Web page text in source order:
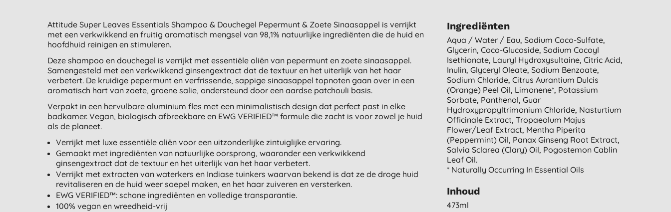
Attitude Super Leaves Essentials Shampoo & Douchegel Pepermunt & Zoete Sinaasappel is verrijkt
met een verkwikkend en fruitig aromatisch mengsel van 98,1% natuurlijke ingrediënten die de huid en
hoofdhuid reinigen en stimuleren.
Deze shampoo en douchegel is verrijkt met essentiële oliën van pepermunt en zoete sinaasappel.
Samengesteld met een verkwikkend ginsengextract dat de textuur en het uiterlijk van het haar
verbetert. De kruidige pepermunt en verfrissende, sappige sinaasappel topnoten gaan over in een
aromatisch hart van zoete, groene salie, ondersteund door een aardse patchouli basis.
Verpakt in een hervulbare aluminium fles met een minimalistisch design dat perfect past in elke
badkamer. Vegan, biologisch afbreekbare en EWG VERIFIED™ formule die zacht is voor zowel je huid
als de planeet.
Verrijkt met luxe essentiële oliën voor een uitzonderlijke zintuiglijke ervaring.
Gemaakt met ingrediënten van natuurlijke oorsprong, waaronder een verkwikkend
ginsengextract dat de textuur en het uiterlijk van het haar verbetert.
Verrijkt met extracten van waterkers en Indiase tuinkers waarvan bekend is dat ze de droge huid
revitaliseren en de huid weer soepel maken, en het haar zuiveren en versterken.
EWG VERIFIED™: schone ingrediënten en volledige transparantie.
100% vegan en wreedheid-vrij
Ingrediënten
Aqua / Water / Eau, Sodium Coco-Sulfate,
Glycerin, Coco-Glucoside, Sodium Cocoyl
Isethionate, Lauryl Hydroxysultaine, Citric Acid,
Inulin, Glyceryl Oleate, Sodium Benzoate,
Sodium Chloride, Citrus Aurantium Dulcis
(orange) Peel Oil, Limonene*, Potassium
Sorbate, Panthenol, Guar
Hydroxypropyltrimonium Chloride, Nasturtium
Officinale Extract, Tropaeolum Majus
Flower/leaf Extract, Mentha Piperita
(peppermint) Oil, Panax Ginseng Root Extract,
Salvia Sclarea (clary) Oil, Pogostemon Cablin
Leaf Oil.
* Naturally Occurring In Essential Oils
Inhoud
473ml